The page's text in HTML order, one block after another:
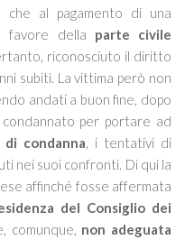
che al pagamento di una
favore della parte civile
riconosciuto il diritto
subiti. La vittima però non
andati a buon fine, dopo
condannato per portare ad
condanna, i tentativi di
nei suoi confronti. Di qui la
affinché fosse affermata
del Consiglio dei
comunque, non adeguata